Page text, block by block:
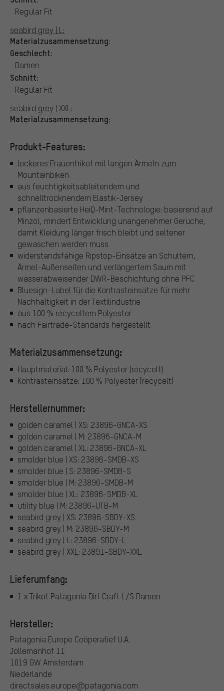
Regular Fit
seabird grey | L:
Materialzusammensetzung:
Geschlecht:
Damen
Schnitt:
Regular Fit
seabird grey | XXL:
Materialzusammensetzung:
Produkt-Features:
lockeres Frauentrikot mit langen Ärmeln zum
Mountainbiken
aus feuchtigkeitsableitendem und
schnelltrocknendem Elastik-Jersey
pflanzenbasierte HeiQ-Mint-Technologie: basierend auf
Minzöl, mindert Entwicklung unangenehmer Gerüche,
damit Kleidung länger frisch bleibt und seltener
gewaschen werden muss
widerstandsfähige Ripstop-Einsätze an Schultern,
Ärmel-Außenseiten und verlängertem Saum mit
wasserabweisender DWR-Beschichtung ohne PFC
Bluesign-Label für die Kontrasteinsätze für mehr
Nachhaltigkeit in der Textilindustrie
aus 100 % recyceltem Polyester
nach Fairtrade-Standards hergestellt
Materialzusammensetzung:
Hauptmaterial: 100 % Polyester (recycelt)
Kontrasteinsätze: 100 % Polyester (recycelt)
Herstellernummer:
golden caramel | XS: 23896-GNCA-XS
golden caramel | M: 23896-GNCA-M
golden caramel | XL: 23896-GNCA-XL
smolder blue | XS: 23896-SMDB-XS
smolder blue | S: 23896-SMDB-S
smolder blue | M: 23896-SMDB-M
smolder blue | XL: 23896-SMDB-XL
utility blue | M: 23896-UTB-M
seabird grey | XS: 23896-SBDY-XS
seabird grey | M: 23896-SBDY-M
seabird grey | L: 23896-SBDY-L
seabird grey | XXL: 23891-SBDY-XXL
Lieferumfang:
1 x Trikot Patagonia Dirt Craft L/S Damen
Hersteller:
Patagonia Europe Coöperatief U.A.
Jollemanhof 11
1019 GW Amsterdam
Niederlande
directsales.europe@patagonia.com